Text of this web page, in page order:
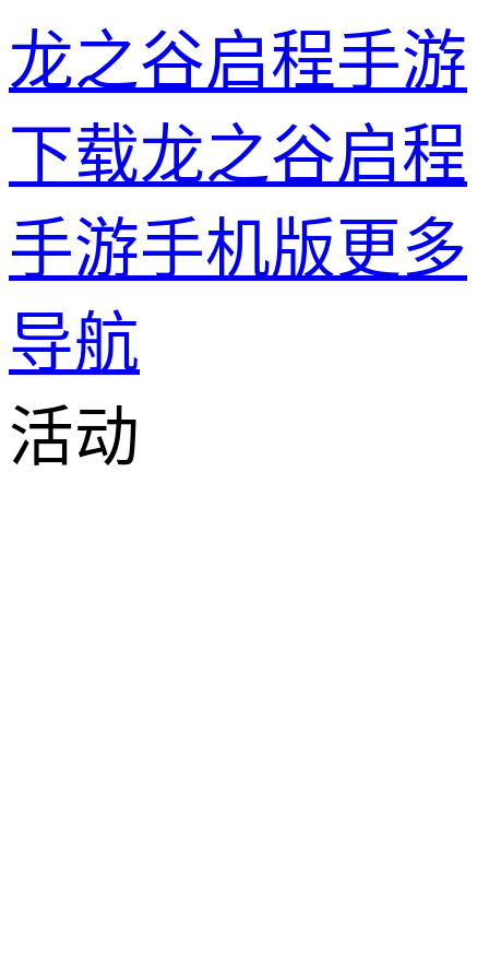
龙之谷启程手游
下载龙之谷启程
手游手机版更多
导航
活动